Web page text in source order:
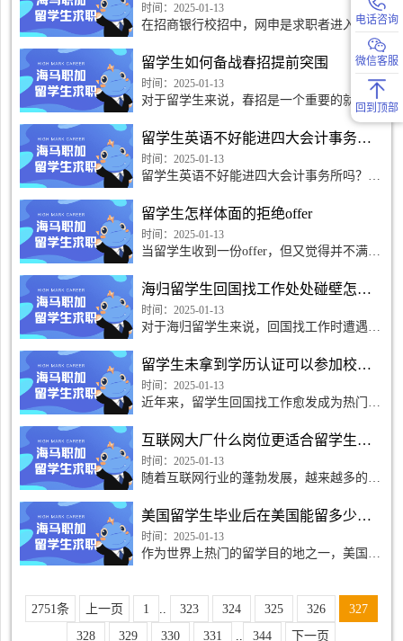
时间：2025-01-13
在招商银行校招中，网申是求职者进入后续
招聘环节的关键一步，但不少同学可能会遭
遇网申不通过的情况。以下是一些可能导致
招商银行校招网申不通过的常见原因。
留学生如何备战春招提前突围
时间：2025-01-13
对于留学生来说，春招是一个重要的就业机
会。以下是一些建议，帮助留学生有效地备
战春招，提前突围。
留学生英语不好能进四大会计事务所吗
时间：2025-01-13
留学生英语不好能进四大会计事务所吗？这
的挑战。然而，答案或许会让你惊喜。留学
生英语不好，也能
留学生怎样体面的拒绝offer
时间：2025-01-13
当留学生收到一份offer，但又觉得并不满意
都会面临的问题。拒绝offer并不意味着冷漠
和不感激，而是
海归留学生回国找工作处处碰壁怎么办
时间：2025-01-13
对于海归留学生来说，回国找工作时遭遇挫
到沮丧和绝望。以下是一些应对这种困境的
建议。
留学生未拿到学历认证可以参加校园招聘吗
时间：2025-01-13
近年来，留学生回国找工作愈发成为热门话
题，那就是未拿到学历认证是否可以参加校
园招聘？这个问题
互联网大厂什么岗位更适合留学生工作
时间：2025-01-13
随着互联网行业的蓬勃发展，越来越多的留
在这些知名企业中找到一份梦寐以求的工
作。而在众多岗位中
美国留学生毕业后在美国能留多少时间工作
时间：2025-01-13
作为世界上热门的留学目的地之一，美国吸
其中让人关注的就是在美国能够留多久工作
的问题。下面我们就
2751条 上一页 1 .. 323 324 325 326
327
328
329 330 331 .. 344 下一页
电话咨询
微信客服
回到顶部